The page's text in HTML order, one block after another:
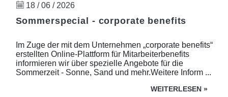
18 / 06 / 2026
Sommerspecial - corporate benefits
Im Zuge der mit dem Unternehmen „corporate benefits“
erstellten Online-Plattform für Mitarbeiterbenefits
informieren wir über spezielle Angebote für die
Sommerzeit - Sonne, Sand und mehr.Weitere Inform ...
WEITERLESEN »